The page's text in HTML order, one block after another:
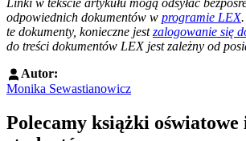
Linki w tekście artykułu mogą odsyłać
odpowiednich dokumentów w programie LEX
te dokumenty, konieczne jestzalogowanie się
do treści dokumentów LEX jest zależny od
Autor:
Monika Sewastianowicz
Polecamy książki oświatowe